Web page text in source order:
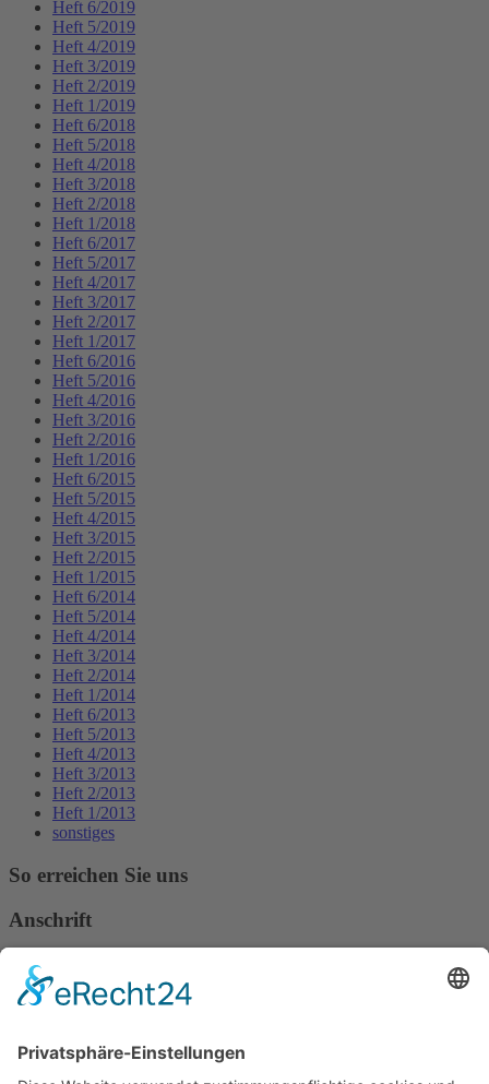
Heft 6/2019
Heft 5/2019
Heft 4/2019
Heft 3/2019
Heft 2/2019
Heft 1/2019
Heft 6/2018
Heft 5/2018
Heft 4/2018
Heft 3/2018
Heft 2/2018
Heft 1/2018
Heft 6/2017
Heft 5/2017
Heft 4/2017
Heft 3/2017
Heft 2/2017
Heft 1/2017
Heft 6/2016
Heft 5/2016
Heft 4/2016
Heft 3/2016
Heft 2/2016
Heft 1/2016
Heft 6/2015
Heft 5/2015
Heft 4/2015
Heft 3/2015
Heft 2/2015
Heft 1/2015
Heft 6/2014
Heft 5/2014
Heft 4/2014
Heft 3/2014
Heft 2/2014
Heft 1/2014
Heft 6/2013
Heft 5/2013
Heft 4/2013
Heft 3/2013
Heft 2/2013
Heft 1/2013
sonstiges
So erreichen Sie uns
Anschrift
Verband Deutscher Tierheilpraktiker e.V.
Verbandsverwaltung
Am Rosenbraken 12
E-Mail